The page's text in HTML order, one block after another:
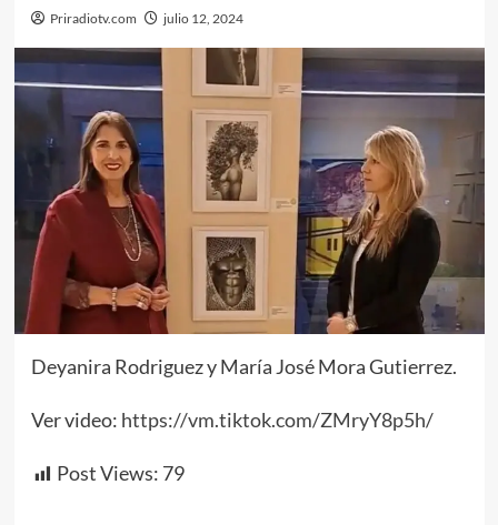
Priradiotv.com julio 12, 2024
Deyanira Rodriguez y María José Mora Gutierrez.
Ver video: https://vm.tiktok.com/ZMryY8p5h/
Post Views: 79